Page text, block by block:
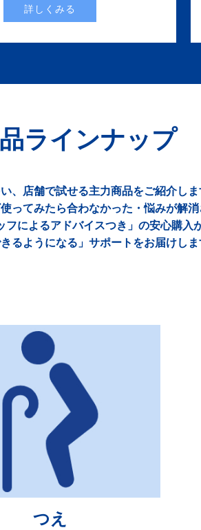
詳しくみる
ラインナップ
、店舗で試せる主力商品をご紹介しま
ってみたら合わなかった・悩みが解消
によるアドバイスつき」の安心購入
るようになる」サポートをお届けしま
つえ